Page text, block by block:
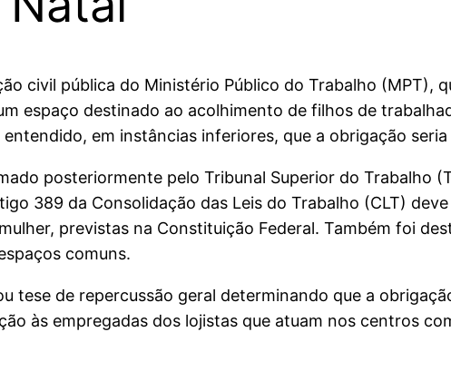
civil pública do Ministério Público do Trabalho (MPT),
espaço destinado ao acolhimento de filhos de
em instâncias inferiores, que a obrigação
posteriormente pelo Tribunal Superior do Trabalho
389 da Consolidação das Leis do Trabalho (CLT)
previstas na Constituição Federal. Também foi
comuns.
tese de repercussão geral determinando que a
às empregadas dos lojistas que atuam nos centros